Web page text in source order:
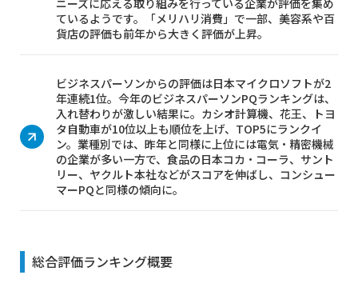
ニーズに応える取り組みを行っている企業が評価を集め
ているようです。「メリハリ消費」で一部、美容系や百
貨店の評価も前年から大きく評価が上昇。
ビジネスパーソンからの評価は日本マイクロソフトが2
年連続1位。今年のビジネスパーソンPQランキングは、
入れ替わりが激しい結果に。カシオ計算機、花王、トヨ
タ自動車が10位以上も順位を上げ、TOP5にランクイ
ン。業種別では、昨年と同様に上位には電気・精密機械
の企業が多い一方で、食品の日本コカ・コーラ、サント
リー、ヤクルト本社などがスコアを伸ばし、コンシュー
マーPQと同様の傾向に。
総合評価ランキング概要